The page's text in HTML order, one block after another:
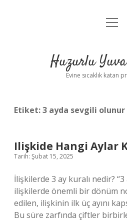
Anasayfa
Yasal
Huzurlu
Evine sıcaklık katan
Etiket:3 ayda sevgili olunur
Ilişkide Hangi Aylar
Tarih: Şubat 15, 2025
İlişkilerde 3 ay kuralı nedir?
ilişkilerde önemli bir dönüm
edilen, ilişkinin ilk üç ayını
Bu süre zarfında çiftler